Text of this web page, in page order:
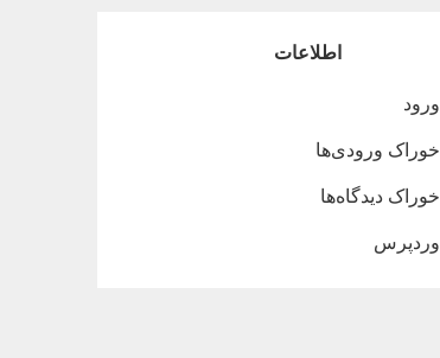
اطلاعات
ورود
خوراک ورودی‌ها
خوراک دیدگاه‌ها
وردپرس